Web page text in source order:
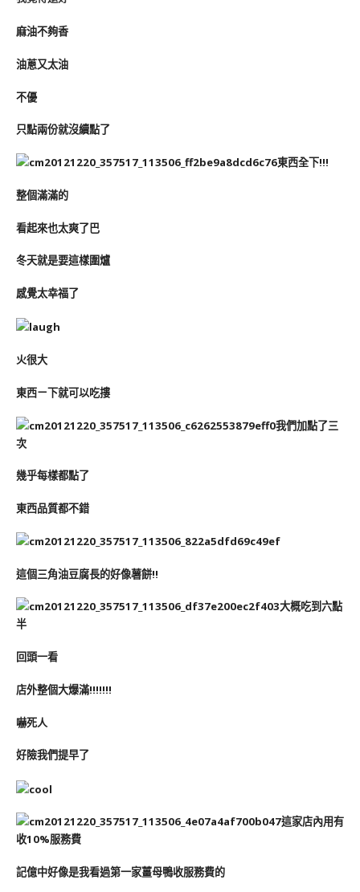
麻油不夠香
油蔥又太油
不優
只點兩份就沒續點了
東西全下!!!
整個滿滿的
看起來也太爽了巴
冬天就是要這樣圍爐
感覺太幸福了
火很大
東西ㄧ下就可以吃摟
我們加點了三
次
幾乎每樣都點了
東西品質都不錯
這個三角油豆腐長的好像薯餅!!
大概吃到六點
半
回頭一看
店外整個大爆滿!!!!!!!
嚇死人
好險我們提早了
這家店內用有
收10%服務費
記億中好像是我看過第一家薑母鴨收服務費的